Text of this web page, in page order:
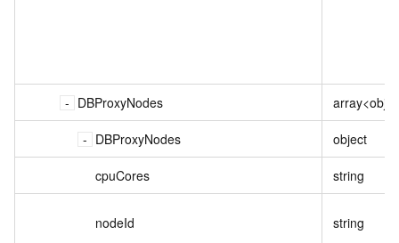
DBProxyNodes
DBProxyNodes object
cpuCores string
nodeId string